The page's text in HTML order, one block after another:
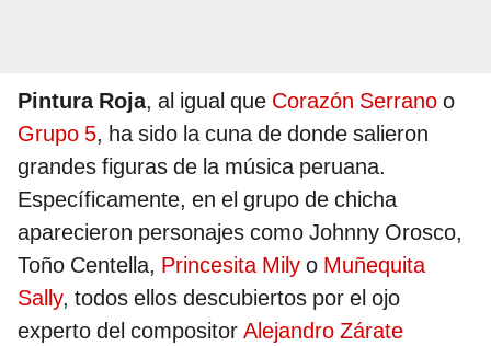
Pintura Roja, al igual que Corazón Serrano o
Grupo 5, ha sido la cuna de donde salieron
grandes figuras de la música peruana.
Específicamente, en el grupo de chicha
aparecieron personajes como Johnny Orosco,
Toño Centella, Princesita Mily o Muñequita
Sally, todos ellos descubiertos por el ojo
experto del compositor Alejandro Zárate